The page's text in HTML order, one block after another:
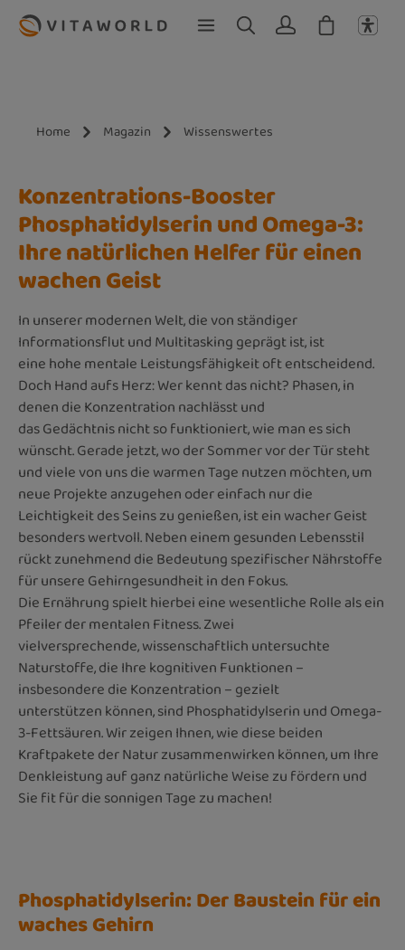
Zum Hauptinhalt springen
Home Magazin Wissenswertes
Konzentrations-Booster
Phosphatidylserin und Omega-3:
Ihre natürlichen Helfer für einen
wachen Geist
In unserer modernen Welt, die von ständiger
Informationsflut und Multitasking geprägt ist, ist
eine hohe mentale Leistungsfähigkeit oft entscheidend.
Doch Hand aufs Herz: Wer kennt das nicht? Phasen, in
denen die Konzentration nachlässt und
das Gedächtnis nicht so funktioniert, wie man es sich
wünscht. Gerade jetzt, wo der Sommer vor der Tür steht
und viele von uns die warmen Tage nutzen möchten, um
neue Projekte anzugehen oder einfach nur die
Leichtigkeit des Seins zu genießen, ist ein wacher Geist
besonders wertvoll. Neben einem gesunden Lebensstil
rückt zunehmend die Bedeutung spezifischer Nährstoffe
für unsere Gehirngesundheit in den Fokus.
Die Ernährung spielt hierbei eine wesentliche Rolle als ein
Pfeiler der mentalen Fitness. Zwei
vielversprechende, wissenschaftlich untersuchte
Naturstoffe, die Ihre kognitiven Funktionen –
insbesondere die Konzentration – gezielt
unterstützen können, sind Phosphatidylserin und Omega-
3-Fettsäuren. Wir zeigen Ihnen, wie diese beiden
Kraftpakete der Natur zusammenwirken können, um Ihre
Denkleistung auf ganz natürliche Weise zu fördern und
Sie fit für die sonnigen Tage zu machen!
Phosphatidylserin: Der Baustein für ein
waches Gehirn